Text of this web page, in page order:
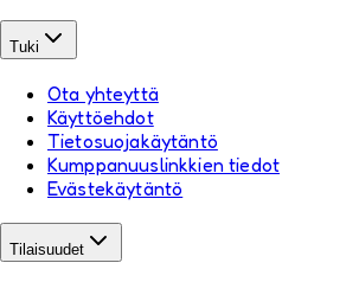
Tuki
Ota yhteyttä
Käyttöehdot
Tietosuojakäytäntö
Kumppanuuslinkkien tiedot
Evästekäytäntö
Tilaisuudet